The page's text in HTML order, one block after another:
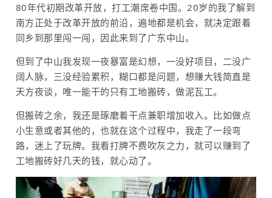
80年代初期改革开放，打工潮席卷中国。20岁的我了解到
南方正处于改革开放的前沿，遍地都是机会，就决定跟着
同乡到那里闯一闯，因此来到了广东中山。
但到了中山我发现一夜暴富是幻想，一没好项目，二没广
阔人脉，三没经验累积，糊口都是问题，想赚大钱简直是
天方夜谈，唯一能干的只有工地搬砖，做泥瓦工。
但搬砖之余，我还是琢磨着干点兼职增加收入。比如做点
小生意或者其他的，也就在这个过程中，我走了一段弯
路，迷上了玩牌。我看打牌不费吹灰之力，就可以赚到了
工地搬砖好几天的钱，就心动了。